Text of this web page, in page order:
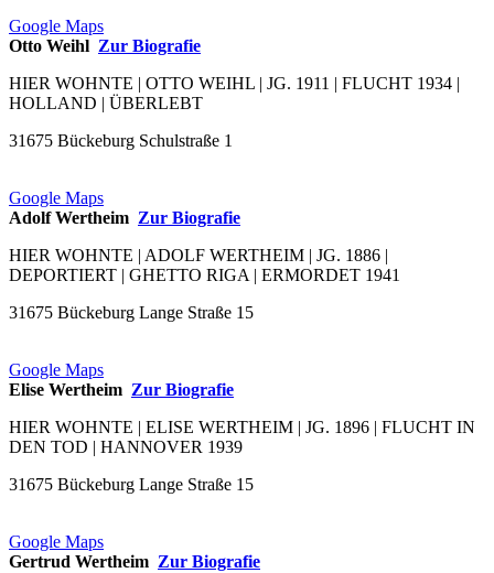
Google Maps
Otto Weihl Zur Biografie
HIER WOHNTE | OTTO WEIHL | JG. 1911 | FLUCHT 1934 |
HOLLAND | ÜBERLEBT
31675 Bückeburg Schulstraße 1
Google Maps
Adolf Wertheim Zur Biografie
HIER WOHNTE | ADOLF WERTHEIM | JG. 1886 |
DEPORTIERT | GHETTO RIGA | ERMORDET 1941
31675 Bückeburg Lange Straße 15
Google Maps
Elise Wertheim Zur Biografie
HIER WOHNTE | ELISE WERTHEIM | JG. 1896 | FLUCHT IN
DEN TOD | HANNOVER 1939
31675 Bückeburg Lange Straße 15
Google Maps
Gertrud Wertheim Zur Biografie